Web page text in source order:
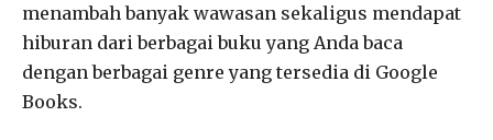
menambah banyak wawasan sekaligus mendapat
hiburan dari berbagai buku yang Anda baca
dengan berbagai genre yang tersedia di Google
Books.